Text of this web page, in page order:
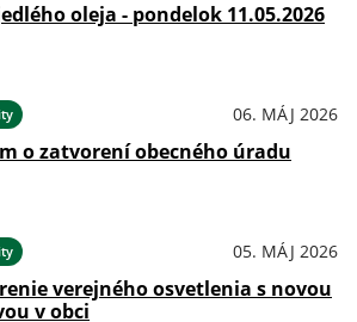
oleja - pondelok 11.05.2026
06. MÁJ 2026
o zatvorení obecného úradu
05. MÁJ 2026
verejného osvetlenia s novou
v obci